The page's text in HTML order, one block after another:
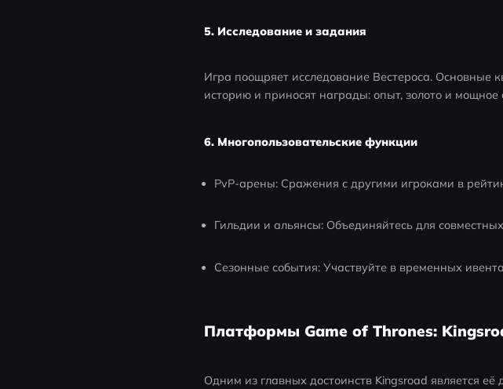
5. Исследование и задания
Игра поощряет исследование Вестероса.
историю и приносят награды: опыт, золото и
6. Многопользовательские функции
PvP-арены: Сражения с другими игроками в
Гильдии и альянсы: Объединяйтесь для
Сезонные события: Участвуйте в временных
Платформы Game of Thrones:
Одним из главных достоинств Kingsroad является